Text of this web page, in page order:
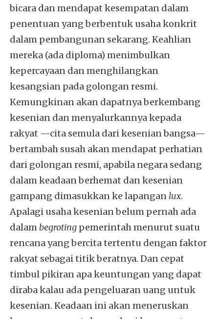
bicara dan mendapat kesempatan dalam
penentuan yang berbentuk usaha konkrit
dalam pembangunan sekarang. Keahlian
mereka (ada diploma) menimbulkan
kepercayaan dan menghilangkan
kesangsian pada golongan resmi.
Kemungkinan akan dapatnya berkembang
kesenian dan menyalurkannya kepada
rakyat —cita semula dari kesenian bangsa—
bertambah susah akan mendapat perhatian
dari golongan resmi, apabila negara sedang
dalam keadaan berhemat dan kesenian
gampang dimasukkan ke lapangan lux.
Apalagi usaha kesenian belum pernah ada
dalambegroting pemerintah menurut suatu
rencana yang bercita tertentu dengan faktor
rakyat sebagai titik beratnya. Dan cepat
timbul pikiran apa keuntungan yang dapat
diraba kalau ada pengeluaran uang untuk
kesenian. Keadaan ini akan meneruskan